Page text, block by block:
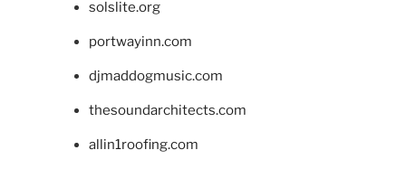
solslite.org
portwayinn.com
djmaddogmusic.com
thesoundarchitects.com
allin1roofing.com